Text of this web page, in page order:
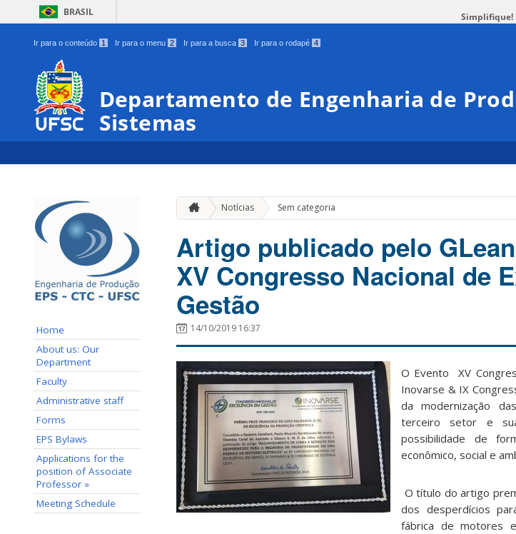
BRASIL Simplifique!
Ir para o conteúdo 1 Ir para o menu 2 Ir para a busca 3 Ir para o rodapé 4
Departamento de Engenharia de
Sistemas
Home
About us: Our
Department
Faculty
Administrative staff
Forms
EPS Bylaws
Applications for the
position of Associate
Professor »
Meeting Schedule
Notícias Sem categoria
Artigo publicado pelo
XV Congresso Nacional de
Gestão
14/10/2019 16:37
O Evento XV
Inovarse & IX
da modernização
terceiro setor e
possibilidade de
econômico, social e
O título do artigo
dos desperdícios
fábrica de motores